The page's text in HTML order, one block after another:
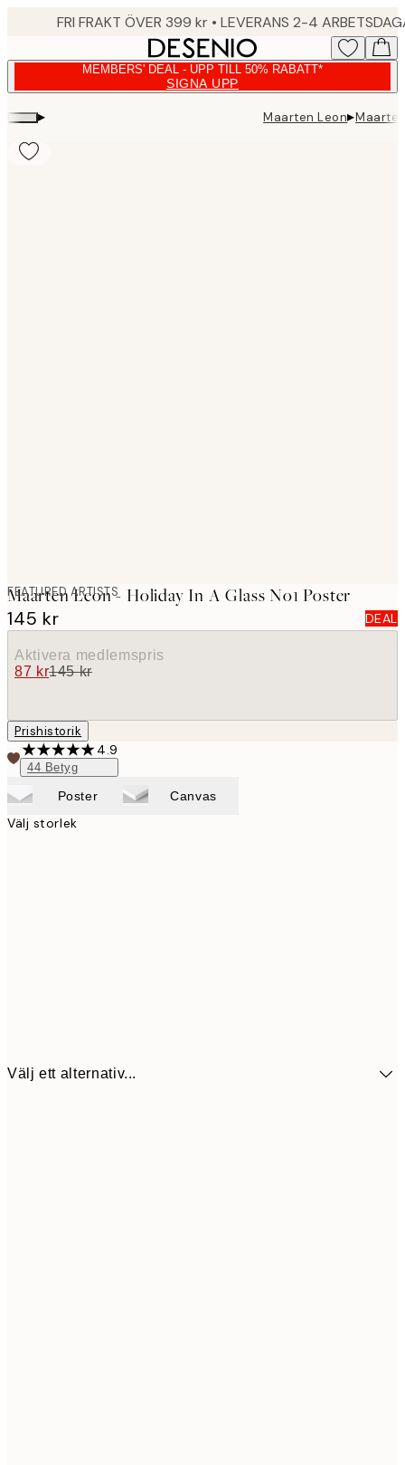
FRI FRAKT ÖVER 399 kr • LEVERANS 2-4
MEMBERS' DEAL - UPP TILL 50% RABATT*
SIGNA UPP
▸ Maarten Leon▸
FEATURED ARTISTS
Maarten Leon - Holiday In A Glass No1 Poster
145 kr DEAL
Aktivera medlemspris
87 kr145 kr
Prishistorik
4.9
44 Betyg
Poster Canvas
Välj storlek
Välj ett alternativ...